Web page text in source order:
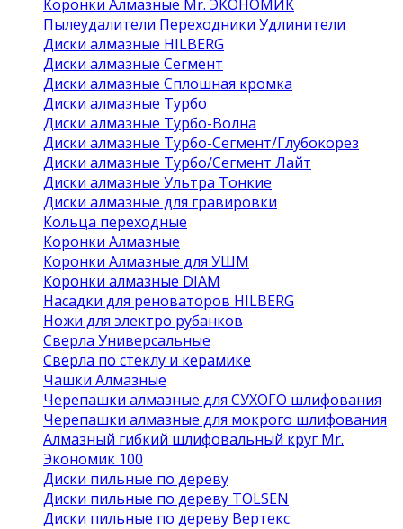
Коронки Алмазные Mr. ЭКОНОМИК
Пылеудалители Переходники Удлинители
Диски алмазные HILBERG
Диски алмазные Сегмент
Диски алмазные Сплошная кромка
Диски алмазные Турбо
Диски алмазные Турбо-Волна
Диски алмазные Турбо-Сегмент/Глубокорез
Диски алмазные Турбо/Сегмент Лайт
Диски алмазные Ультра Тонкие
Диски алмазные для гравировки
Кольца переходные
Коронки Алмазные
Коронки Алмазные для УШМ
Коронки алмазные DIAM
Насадки для реноваторов HILBERG
Ножи для электро рубанков
Сверла Универсальные
Сверла по стеклу и керамике
Чашки Алмазные
Черепашки алмазные для СУХОГО шлифования
Черепашки алмазные для мокрого шлифования
Алмазный гибкий шлифовальный круг Mr.
Экономик 100
Диски пильные по дереву
Диски пильные по дереву TOLSEN
Диски пильные по дереву Вертекс